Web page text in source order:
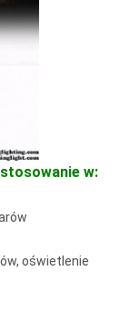
w:
oświetlenie